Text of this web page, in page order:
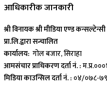
आधिकारीक जानकारी
श्री विनायक श्री मीडिया एण्ड कन्सल्टेन्सी
प्रा.लि.द्वारा सन्चालित
कार्यालय: गोल बजार, सिराहा
आमसंचार प्राधिकरण दर्ता नं. :
मिडिया काउन्सिल दर्ता नं. : ०४/०७८-७९